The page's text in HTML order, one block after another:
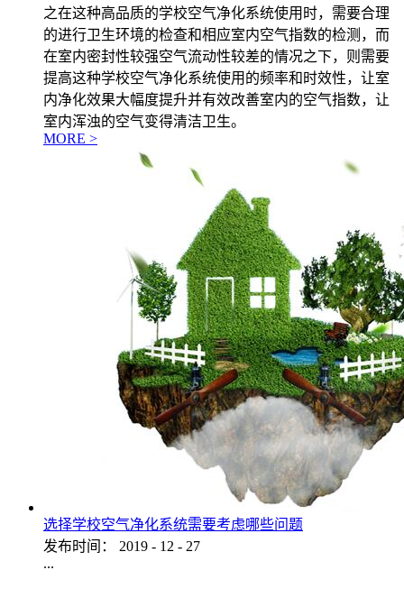
之在这种高品质的学校空气净化系统使用时，需要合理
的进行卫生环境的检查和相应室内空气指数的检测，而
在室内密封性较强空气流动性较差的情况之下，则需要
提高这种学校空气净化系统使用的频率和时效性，让室
内净化效果大幅度提升并有效改善室内的空气指数，让
室内浑浊的空气变得清洁卫生。
MORE >
选择学校空气净化系统需要考虑哪些问题
发布时间：
2019 - 12 - 27
...